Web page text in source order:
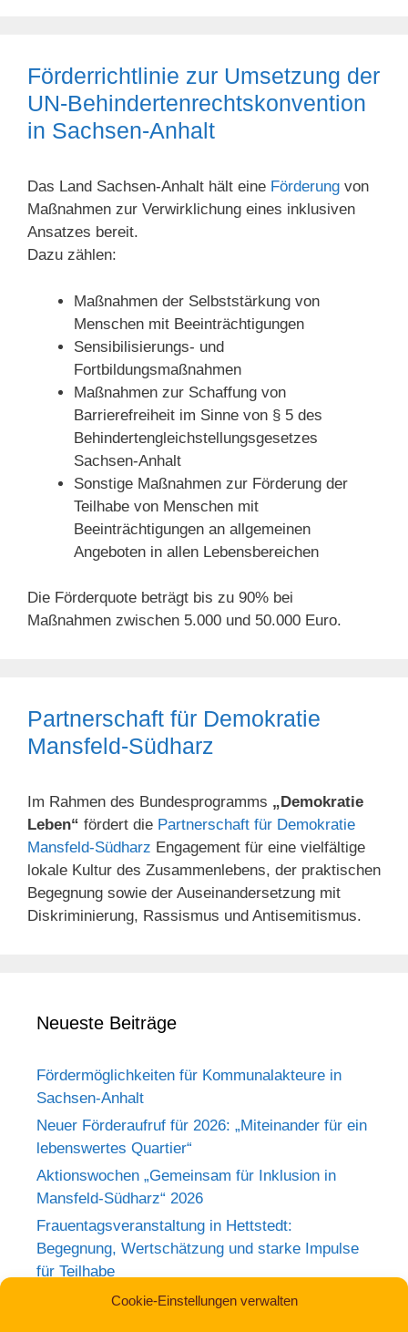
Cookie-Einstellungen verwalten
Förderrichtlinie zur Umsetzung der
UN-Behindertenrechtskonvention
in Sachsen-Anhalt
Das Land Sachsen-Anhalt hält eine Förderung von
Maßnahmen zur Verwirklichung eines inklusiven
Ansatzes bereit.
Dazu zählen:
Maßnahmen der Selbststärkung von
Menschen mit Beeinträchtigungen
Sensibilisierungs- und
Fortbildungsmaßnahmen
Maßnahmen zur Schaffung von
Barrierefreiheit im Sinne von § 5 des
Behindertengleichstellungsgesetzes
Sachsen-Anhalt
Sonstige Maßnahmen zur Förderung der
Teilhabe von Menschen mit
Beeinträchtigungen an allgemeinen
Angeboten in allen Lebensbereichen
Die Förderquote beträgt bis zu 90% bei
Maßnahmen zwischen 5.000 und 50.000 Euro.
Partnerschaft für Demokratie
Mansfeld-Südharz
Im Rahmen des Bundesprogramms „Demokratie
Leben“ fördert die Partnerschaft für Demokratie
Mansfeld-Südharz Engagement für eine vielfältige
lokale Kultur des Zusammenlebens, der praktischen
Begegnung sowie der Auseinandersetzung mit
Diskriminierung, Rassismus und Antisemitismus.
Neueste Beiträge
Fördermöglichkeiten für Kommunalakteure in
Sachsen-Anhalt
Neuer Förderaufruf für 2026: „Miteinander für ein
lebenswertes Quartier“
Aktionswochen „Gemeinsam für Inklusion in
Mansfeld-Südharz“ 2026
Frauentagsveranstaltung in Hettstedt:
Begegnung, Wertschätzung und starke Impulse
für Teilhabe
Rückblick zum Weltkrebstag im Europa-